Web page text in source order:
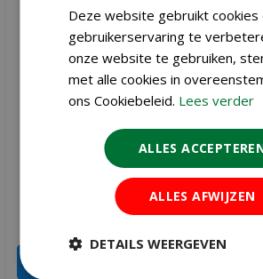
Talen tools grondboor 7
cm licht model
Talen
Deze website gebruikt cookies
gebruikerservaring te
onze website te gebruiken,
met alle cookies in
ons Cookiebeleid. Lees verder
ALLES
ALLES AFWIJZEN
DETAILS WEERGEVEN